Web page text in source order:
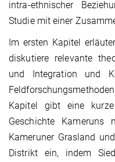
intra-ethnischer
Studie mit einer
Im ersten Kapitel
diskutiere relevante
und Integration und
Kapitel gibt eine
Geschichte
Kameruner Grasland
Distrikt ein, indem